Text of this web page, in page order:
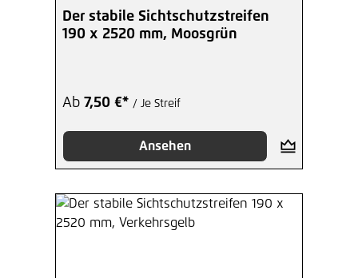
Durchschnittliche Bewertung von 5 von 5
Der stabile Sichtschutzstreifen
190 x 2520 mm, Moosgrün
Ab 7,50 €* / Je Streif
Ansehen